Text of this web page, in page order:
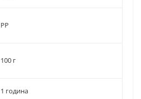
PP
100 г
1 година